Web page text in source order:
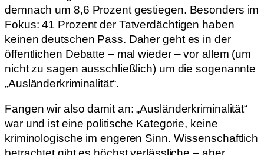
demnach um 8,6 Prozent gestiegen. Besonders im
Fokus: 41 Prozent der Tatverdächtigen haben
keinen deutschen Pass. Daher geht es in der
öffentlichen Debatte – mal wieder – vor allem (um
nicht zu sagen ausschließlich) um die sogenannte
„Ausländerkriminalität“.
Fangen wir also damit an: „Ausländerkriminalität“
war und ist eine politische Kategorie, keine
kriminologische im engeren Sinn. Wissenschaftlich